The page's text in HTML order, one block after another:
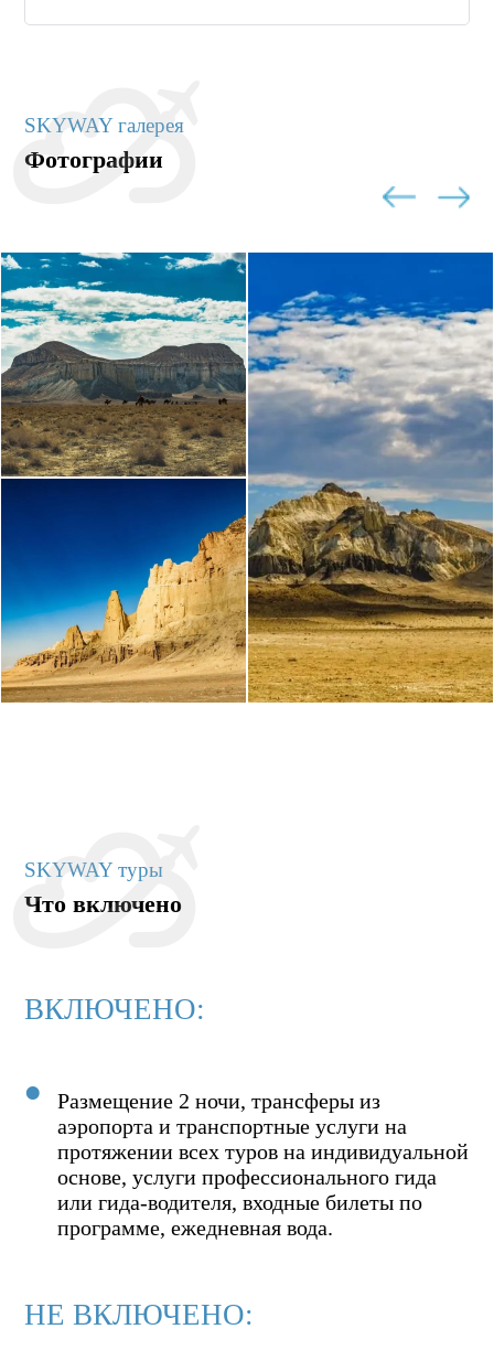
SKYWAY галерея
Фотографии
SKYWAY туры
Что включено
ВКЛЮЧЕНО:
Размещение 2 ночи, трансферы из
аэропорта и транспортные услуги на
протяжении всех туров на индивидуальной
основе, услуги профессионального гида
или гида-водителя, входные билеты по
программе, ежедневная вода.
НЕ ВКЛЮЧЕНО: